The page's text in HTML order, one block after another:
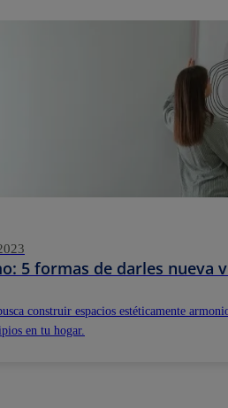
5 formas de darles nueva
construir espacios estéticamente
en tu hogar.